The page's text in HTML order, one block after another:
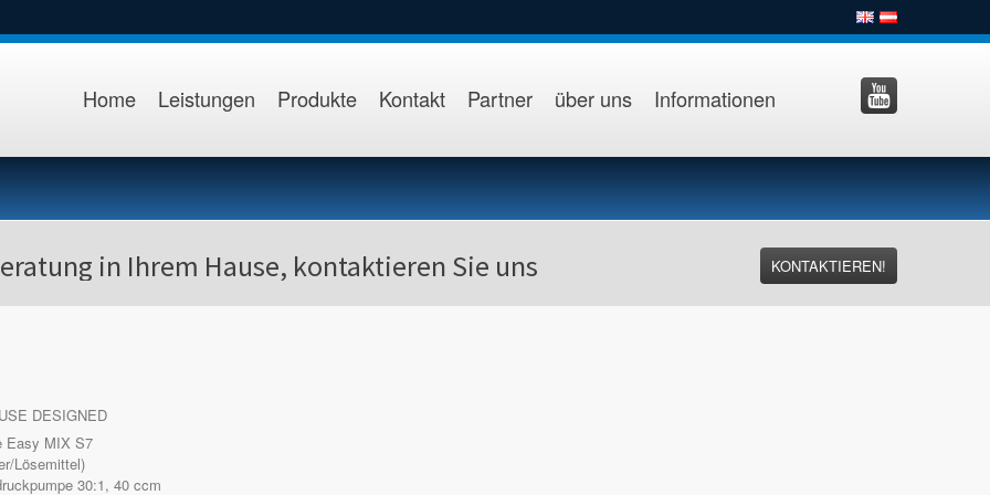
Home Leistungen Produkte Kontakt Partner über uns Informationen
KONTAKTIEREN!
in Ihrem Hause, kontaktieren Sie uns
DESIGNED
Easy MIX S7
Lösemittel)
30:1, 40 ccm